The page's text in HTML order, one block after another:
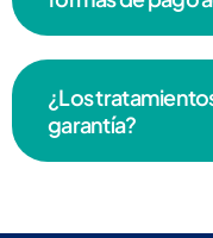
¿Los
garantía?